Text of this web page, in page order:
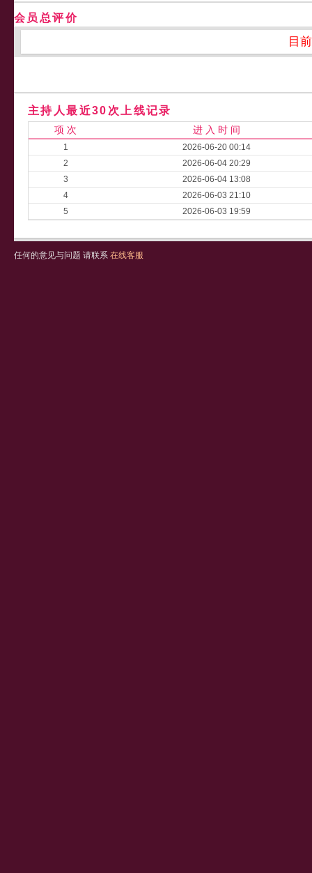
会员总评价
目
主持人最近30次上线记录
项 次 进 入 时 间
1
2026-06-20 00:14
2
2026-06-04 20:29
3
2026-06-04 13:08
4
2026-06-03 21:10
5
2026-06-03 19:59
任何的意见与问题 请联系 在线客服